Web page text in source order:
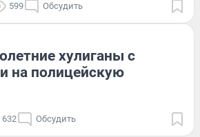
599 Обсудить
хулиганы с
на полицейскую
632 Обсудить